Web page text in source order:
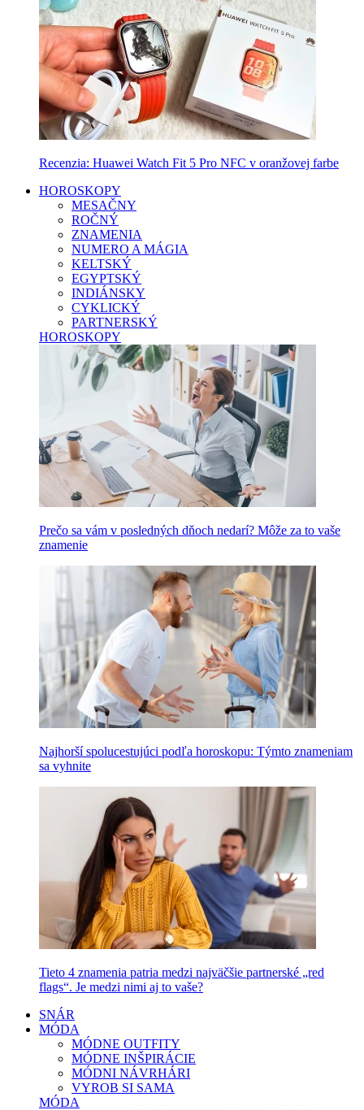
Recenzia: Huawei Watch Fit 5 Pro NFC v oranžovej farbe
HOROSKOPY
MESAČNY
ROČNÝ
ZNAMENIA
NUMERO A MÁGIA
KELTSKÝ
EGYPTSKÝ
INDIÁNSKY
CYKLICKÝ
PARTNERSKÝ
HOROSKOPY
Prečo sa vám v posledných dňoch nedarí? Môže za to vaše
znamenie
Najhorší spolucestujúci podľa horoskopu: Týmto znameniam
sa vyhnite
Tieto 4 znamenia patria medzi najväčšie partnerské „red
flags“. Je medzi nimi aj to vaše?
SNÁR
MÓDA
MÓDNE OUTFITY
MÓDNE INŠPIRÁCIE
MÓDNI NÁVRHÁRI
VYROB SI SAMA
MÓDA